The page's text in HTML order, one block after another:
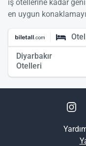
iş otellerine kadar
en uygun
Otel
Diyarbakır
Otelleri